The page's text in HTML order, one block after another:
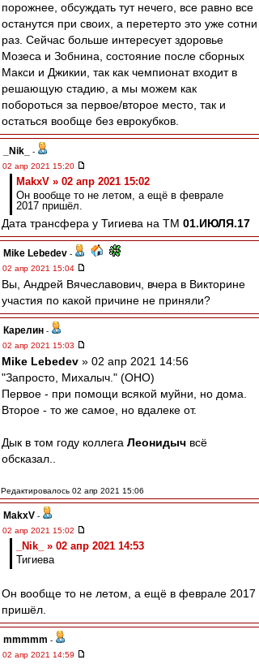
порожнее, обсуждать тут нечего, все равно все
останутся при своих, а перетерто это уже сотни
раз. Сейчас больше интересует здоровье
Мозеса и Зобнина, состояние после сборных
Макси и Джикии, так как чемпионат входит в
решающую стадию, а мы можем как
побороться за первое/второе место, так и
остаться вообще без еврокубков.
_Nik_
-
02 апр 2021 15:20
MakxV » 02 апр 2021 15:02
Он вообще то не летом, а ещё в феврале
2017 пришёл.
Дата трансфера у Тигиева на ТМ 01.ИЮЛЯ.17
Mike Lebedev -
02 апр 2021 15:04
Вы, Андрей Вячеславович, вчера в Викторине
участия по какой причине не приняли?
Карелин -
02 апр 2021 15:03
Mike Lebedev » 02 апр 2021 14:56
"Запросто, Михалыч." (ОНО)
Первое - при помощи всякой муйни, но дома.
Второе - то же самое, но вдалеке от.
Дык в том году коллега Леонидыч всё
обсказал..
Редактировалось 02 апр 2021 15:06
MakxV -
02 апр 2021 15:02
_Nik_ » 02 апр 2021 14:53
Тигиева
Он вообще то не летом, а ещё в феврале 2017
пришёл.
mmmmm -
02 апр 2021 14:59